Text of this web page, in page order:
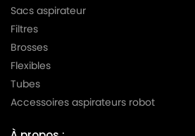
Sacs aspirateur
Filtres
Brosses
Flexibles
Tubes
Accessoires aspirateurs robot